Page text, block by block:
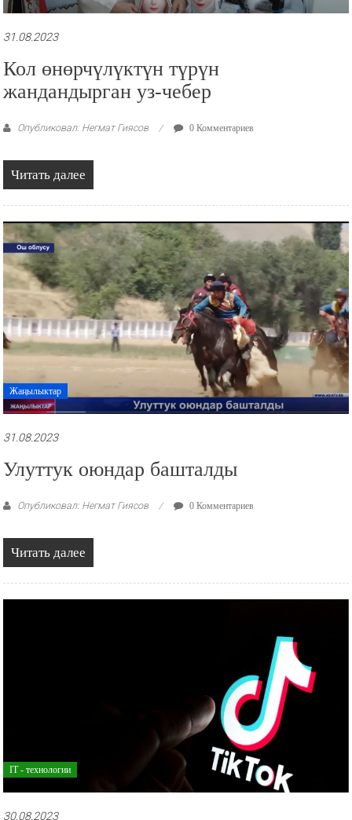
31.08.2023
Кол өнөрчүлүктүн түрүн
жандандырган уз-чебер
Опубликовал: Негмат Гиясов 0 Комментариев
Читать далее
Жаңылыктар
31.08.2023
Улуттук оюндар башталды
Опубликовал: Негмат Гиясов 0 Комментариев
Читать далее
IT - технологии
30.08.2023